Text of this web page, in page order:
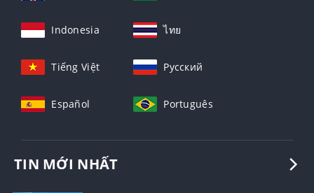
Indonesia ไทย
Tiếng Việt Русский
Español Português
TIN MỚI NHẤT